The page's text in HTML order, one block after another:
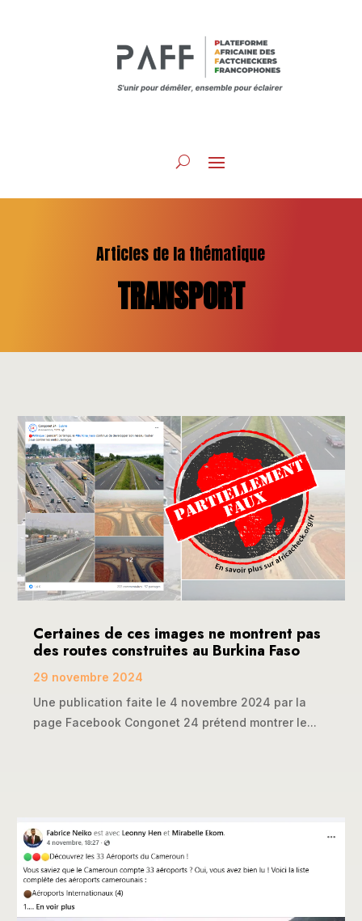
Articles de la thématique
TRANSPORT
Certaines de ces images ne montrent pas
des routes construites au Burkina Faso
29 novembre 2024
Une publication faite le 4 novembre 2024 par la
page Facebook Congonet 24 prétend montrer le...